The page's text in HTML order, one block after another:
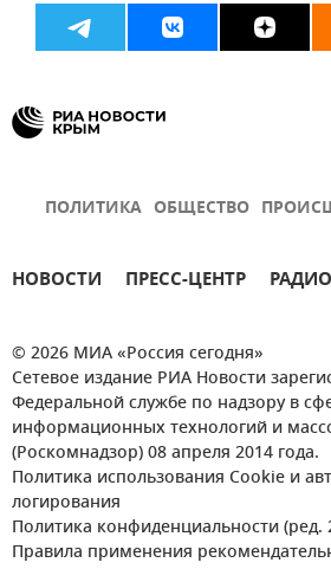
ПОЛИТИКА ОБЩЕСТВО
НОВОСТИ ПРЕСС-ЦЕНТР РАДИО
© 2026 МИА «Россия сегодня»
Сетевое издание РИА Новости
Федеральной службе по надзору в
информационных технологий и
(Роскомнадзор) 08 апреля 2014 года.
Политика использования Cookie и
логирования
Политика конфиденциальности (ред.
Правила применения